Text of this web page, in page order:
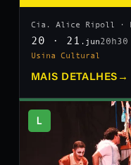
Cia. Alice Ripoll ·
20 · 21 .jun20h30
Usina Cultural
MAIS DETALHES →
L